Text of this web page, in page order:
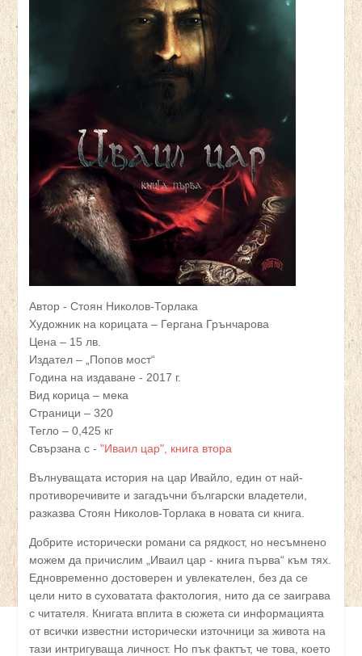
Автор - Стоян Николов-Торлака
Художник на корицата – Гергана Грънчарова
Цена – 15 лв.
Издател – „Попов мост“
Година на издаване - 2017 г.
Вид корица – мека
Страници – 320
Тегло – 0,425 кг
Свързана с - "Иваил цар", книга втора
Вълнуващата история на цар Ивайло, един от най-
противоречивите и загадъчни български владетели,
разказва Стоян Николов-Торлака в новата си книга.
Добрите исторически романи са рядкост, но несъмнено
можем да причислим „Иваил цар - книга първа“ към тях.
Едновременно достоверен и увлекателен, без да се
цели нито в суховатата фактология, нито да се заиграва
с читателя. Книгата вплита в сюжета си информацията
от всички известни исторически източници за живота на
тази интригуваща личност. Но пък фактът, че това, което